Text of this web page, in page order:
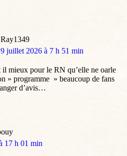
Ray1349
dit
9 juillet 2026 à 7 h 51 min
il mieux pour le RN qu’elle ne oarle
» programme » beaucoup de fans
d’avis…
17 h 01 min